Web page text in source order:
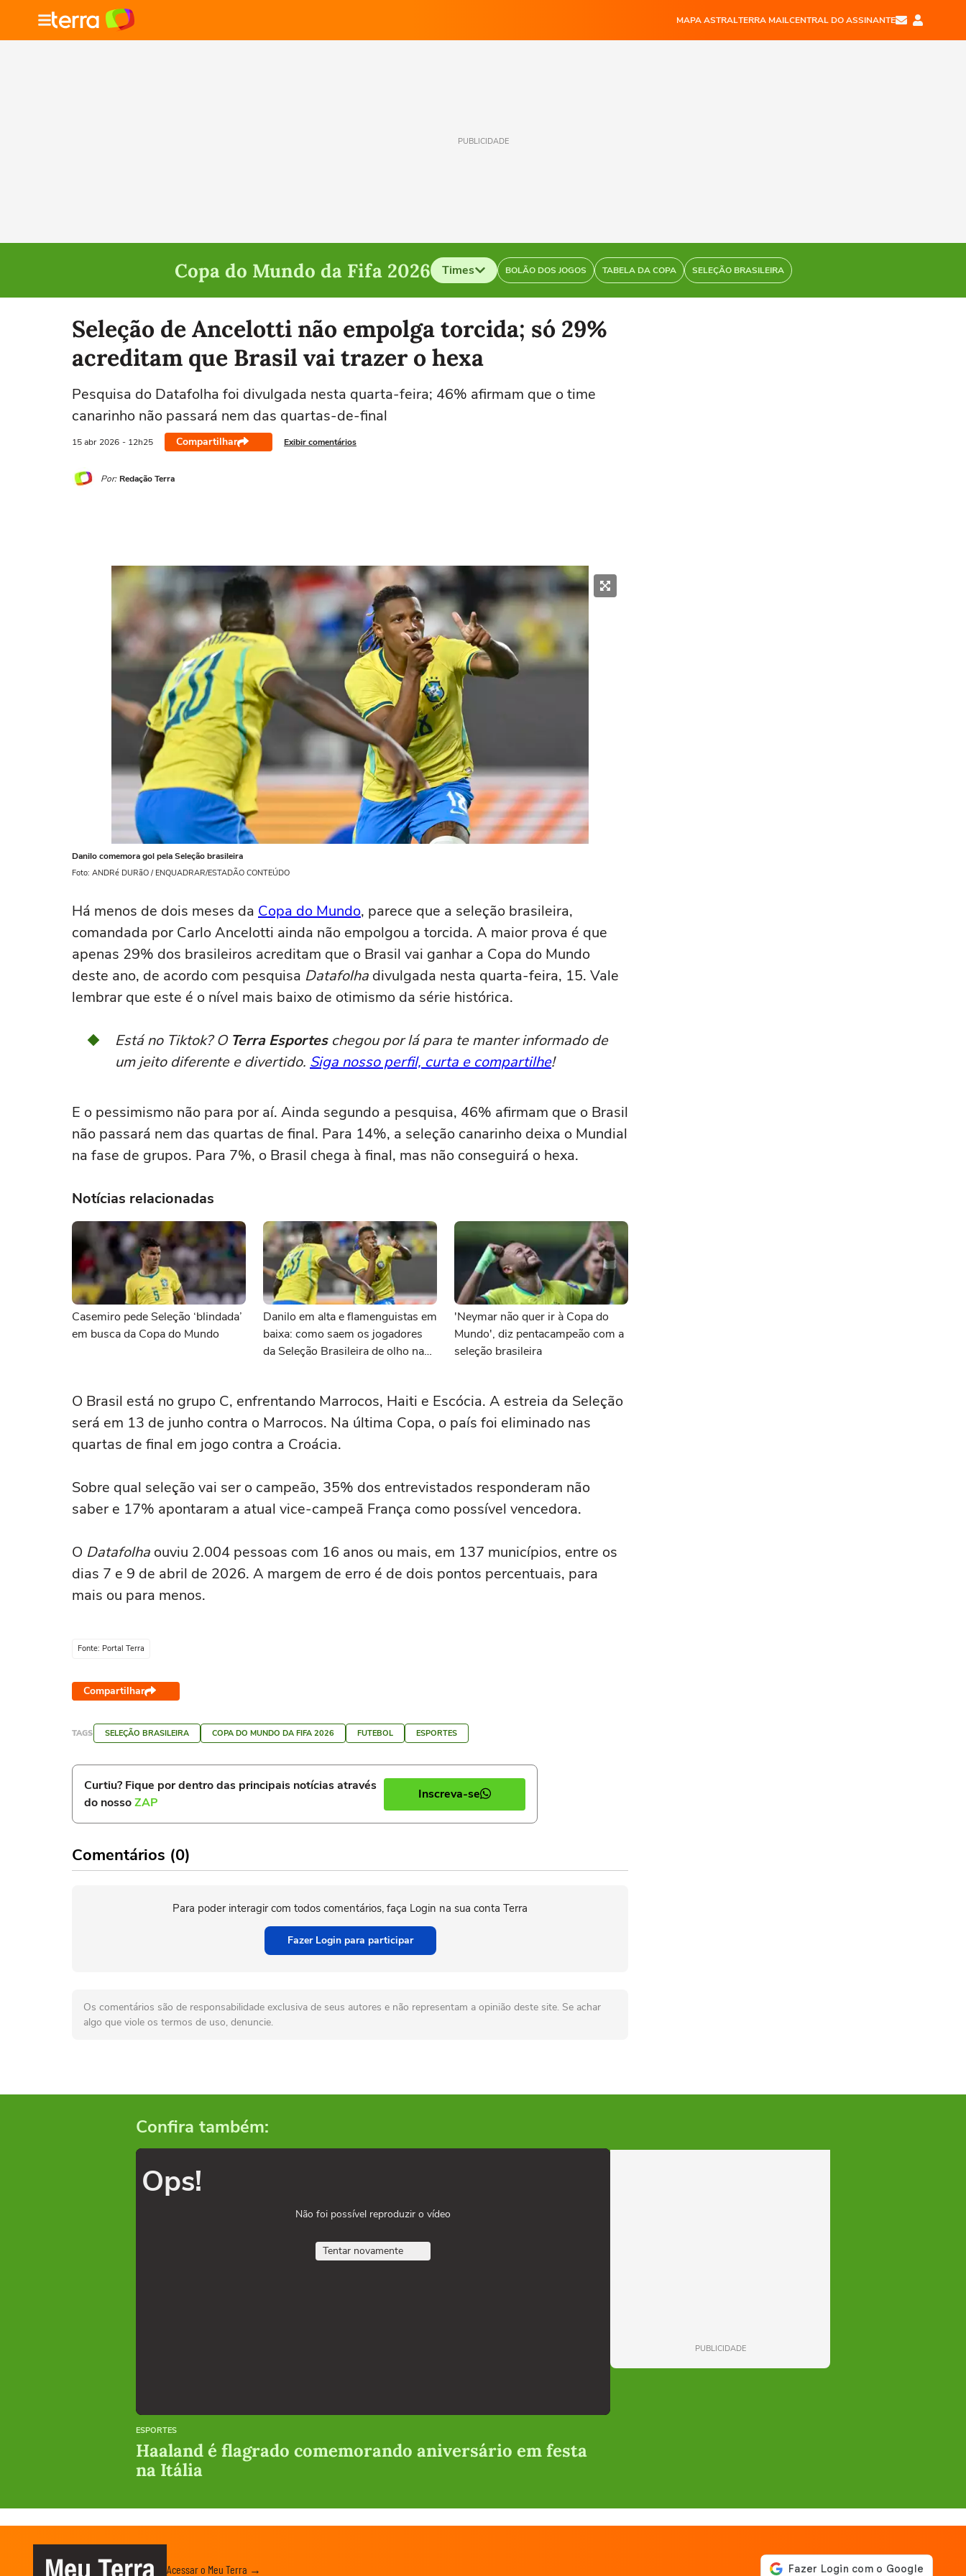
MAPA ASTRALTERRA MAILCENTRAL DO ASSINANTE
PUBLICIDADE
Copa do Mundo da Fifa 2026 Times BOLÃO DOS JOGOS TABELA DA COPA SELEÇÃO BRASILEIRA
Selecione o time para ver as notícias
Seleção de Ancelotti não empolga torcida; só 29%
acreditam que Brasil vai trazer o hexa
Pesquisa do Datafolha foi divulgada nesta quarta-feira; 46% afirmam que o time
canarinho não passará nem das quartas-de-final
15 abr 2026 - 12h25 Compartilhar Exibir comentários
Por: Redação Terra
Danilo comemora gol pela Seleção brasileira
Foto: ANDRé DURãO / ENQUADRAR/ESTADÃO CONTEÚDO
Há menos de dois meses da Copa do Mundo, parece que a seleção brasileira,
comandada por Carlo Ancelotti ainda não empolgou a torcida. A maior prova é que
apenas 29% dos brasileiros acreditam que o Brasil vai ganhar a Copa do Mundo
deste ano, de acordo com pesquisa Datafolha divulgada nesta quarta-feira, 15. Vale
lembrar que este é o nível mais baixo de otimismo da série histórica.
Está no Tiktok? O Terra Esporteschegou por lá para te manter informado de
um jeito diferente e divertido. Siga nosso perfil, curta e compartilhe!
E o pessimismo não para por aí. Ainda segundo a pesquisa, 46% afirmam que o Brasil
não passará nem das quartas de final. Para 14%, a seleção canarinho deixa o Mundial
na fase de grupos. Para 7%, o Brasil chega à final, mas não conseguirá o hexa.
Notícias relacionadas
Casemiro pede Seleção ‘blindada’
em busca da Copa do Mundo
Danilo em alta e flamenguistas em
baixa: como saem os jogadores
da Seleção Brasileira de olho na
'Neymar não quer ir à Copa do
Mundo', diz pentacampeão com a
seleção brasileira
O Brasil está no grupo C, enfrentando Marrocos, Haiti e Escócia. A estreia da Seleção
será em 13 de junho contra o Marrocos. Na última Copa, o país foi eliminado nas
quartas de final em jogo contra a Croácia.
Sobre qual seleção vai ser o campeão, 35% dos entrevistados responderam não
saber e 17% apontaram a atual vice-campeã França como possível vencedora.
O Datafolha ouviu 2.004 pessoas com 16 anos ou mais, em 137 municípios, entre os
dias 7 e 9 de abril de 2026. A margem de erro é de dois pontos percentuais, para
mais ou para menos.
Fonte: Portal Terra
Compartilhar
TAGS SELEÇÃO BRASILEIRA COPA DO MUNDO DA FIFA 2026 FUTEBOL ESPORTES
Curtiu? Fique por dentro das principais notícias através
do nossoZAP
Inscreva-se
Comentários (0)
Para poder interagir com todos comentários, faça Login na sua conta Terra
Fazer Login para participar
Os comentários são de responsabilidade exclusiva de seus autores e não representam a opinião deste site. Se achar
algo que viole os termos de uso, denuncie.
Confira também:
Ops!
Não foi possível reproduzir o vídeo
Tentar novamente
ESPORTES
Haaland é flagrado comemorando aniversário em festa
na Itália
PUBLICIDADE
Acessar o Meu Terra →